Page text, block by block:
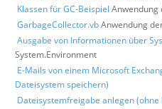
Klassen für GC-Beispiel Anwendung
GarbageCollector.vbAnwendung
Ausgabe von Informationen über
System.Environment
E-Mails von einem Microsoft
Dateisystem speichern)
Dateisystemfreigabe anlegen